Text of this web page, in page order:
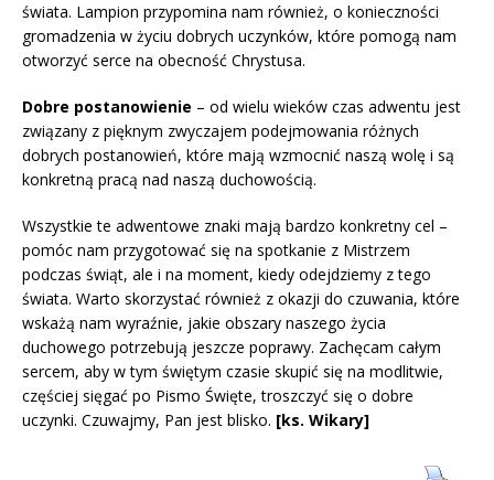
świata. Lampion przypomina nam również, o konieczności
gromadzenia w życiu dobrych uczynków, które pomogą nam
otworzyć serce na obecność Chrystusa.
Dobre postanowienie – od wielu wieków czas adwentu jest
związany z pięknym zwyczajem podejmowania różnych
dobrych postanowień, które mają wzmocnić naszą wolę i są
konkretną pracą nad naszą duchowością.
Wszystkie te adwentowe znaki mają bardzo konkretny cel –
pomóc nam przygotować się na spotkanie z Mistrzem
podczas świąt, ale i na moment, kiedy odejdziemy z tego
świata. Warto skorzystać również z okazji do czuwania, które
wskażą nam wyraźnie, jakie obszary naszego życia
duchowego potrzebują jeszcze poprawy. Zachęcam całym
sercem, aby w tym świętym czasie skupić się na modlitwie,
częściej sięgać po Pismo Święte, troszczyć się o dobre
uczynki. Czuwajmy, Pan jest blisko. [ks. Wikary]